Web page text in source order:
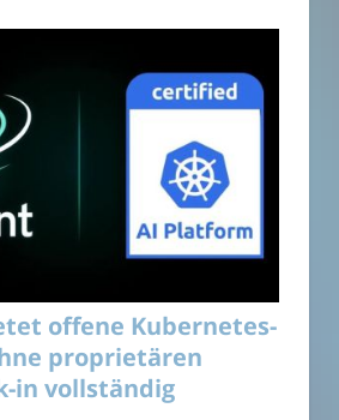
offene Kubernetes-
proprietären
in vollständig